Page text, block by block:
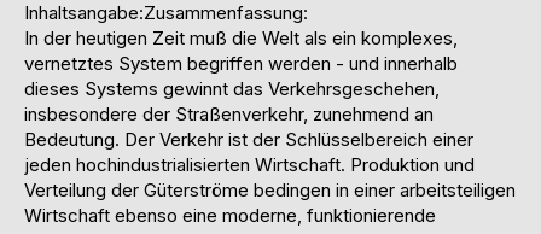
Inhaltsangabe:Zusammenfassung:
In der heutigen Zeit muß die Welt als ein komplexes,
vernetztes System begriffen werden - und innerhalb
dieses Systems gewinnt das Verkehrsgeschehen,
insbesondere der Straßenverkehr, zunehmend an
Bedeutung. Der Verkehr ist der Schlüsselbereich einer
jeden hochindustrialisierten Wirtschaft. Produktion und
Verteilung der Güterströme bedingen in einer arbeitsteiligen
Wirtschaft ebenso eine moderne, funktionierende